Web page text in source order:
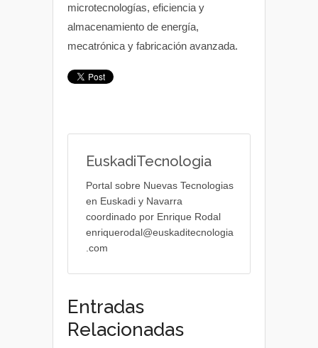
microtecnologías, eficiencia y
almacenamiento de energía,
mecatrónica y fabricación avanzada.
EuskadiTecnologia
Portal sobre Nuevas Tecnologias
en Euskadi y Navarra
coordinado por Enrique Rodal
enriquerodal@euskaditecnologia
.com
Entradas
Relacionadas